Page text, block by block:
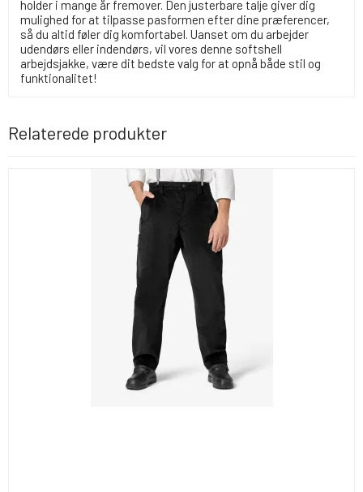
holder i mange år fremover. Den justerbare talje giver dig
mulighed for at tilpasse pasformen efter dine præferencer,
så du altid føler dig komfortabel. Uanset om du arbejder
udendørs eller indendørs, vil vores denne softshell
arbejdsjakke, være dit bedste valg for at opnå både stil og
funktionalitet!
Relaterede produkter